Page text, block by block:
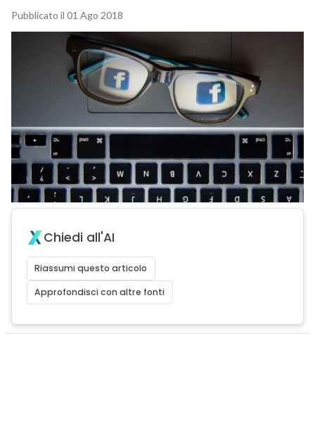
Pubblicato il 01 Ago 2018
Chiedi all'AI
Riassumi questo articolo
Approfondisci con altre fonti